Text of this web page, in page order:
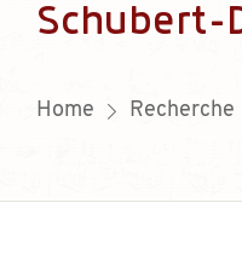
Schubert-
Home Recherche